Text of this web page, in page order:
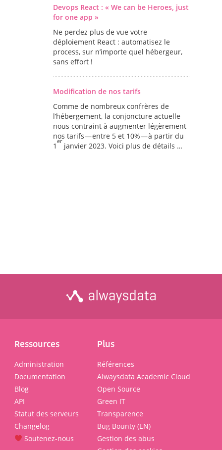
Devops React : « We can be Heroes, just
for one app »
Ne perdez plus de vue votre
déploiement React : automatisez le
process, sur n’importe quel hébergeur,
sans effort !
Modification de nos tarifs
Comme de nombreux confrères de
l’hébergement, la conjoncture actuelle
nous contraint à augmenter légèrement
nos tarifs — entre 5 et 10% — à partir du
1
er
janvier 2023. Voici plus de détails …
Ressources
Administration
Documentation
Blog
API
Statut des serveurs
Changelog
Soutenez-nous
Plus
Références
Alwaysdata Academic Cloud
Open Source
Green IT
Transparence
Bug Bounty (EN)
Gestion des abus